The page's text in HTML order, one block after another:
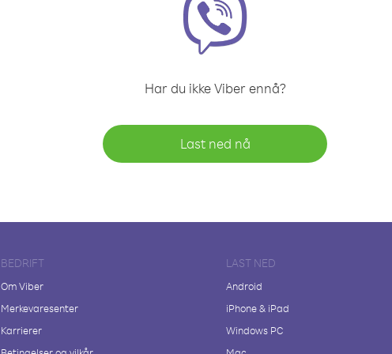
Har du ikke Viber ennå?
Last ned nå
BEDRIFT
Om Viber
Merkevaresenter
Karrierer
LAST NED
Android
iPhone & iPad
Windows PC